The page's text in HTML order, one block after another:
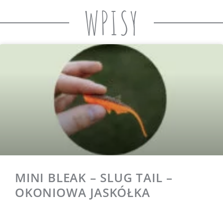
WPISY
MINI BLEAK – SLUG TAIL –
OKONIOWA JASKÓŁKA